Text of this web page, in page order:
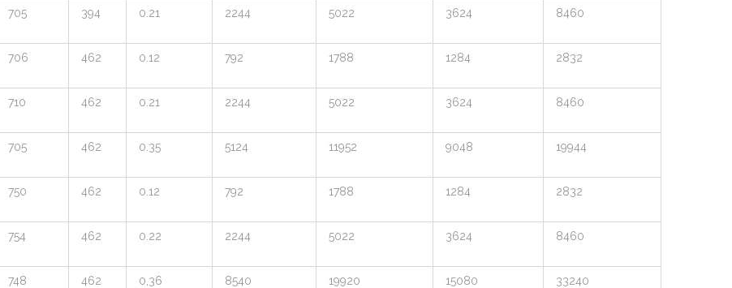
705 394 0.21 2244 5022 3624 8460
706 462 0.12 792 1788 1284 2832
710 462 0.21 2244 5022 3624 8460
705 462 0.35 5124 11952 9048 19944
750 462 0.12 792 1788 1284 2832
754 462 0.22 2244 5022 3624 8460
748 462 0,36 8540 19920 15080 33240